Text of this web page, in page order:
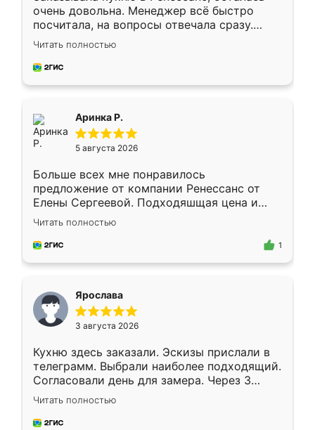
очень довольна. Менеджер всё быстро
посчитала, на вопросы отвечала сразу.
Замерщик приехал в субботу, подошёл к
делу со всей ответственностью. Собрали
за день, ребята работали аккуратно, даже
Читать полностью
Аринка Р.
5 августа 2026
Больше всех мне понравилось
предложение от компании Ренессанс от
Елены Сергеевой. Подходяшщая цена и
короткие сроки изготовления. Приехавший
для замера сотрудник Владислав
предложил по моему эскизу самый
Читать полностью
1
Ярослава
3 августа 2026
Кухню здесь заказали. Эскизы прислали в
телеграмм. Выбрали наиболее подходящий.
Согласовали день для замера. Через 3
недели кухня была уже готова. Остались
довольны работой. Спасибо Ренессанс
мебель за качественную работу!
Читать полностью